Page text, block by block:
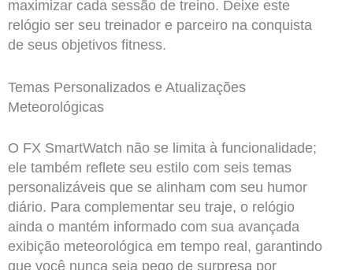
maximizar cada sessão de treino. Deixe este
relógio ser seu treinador e parceiro na conquista
de seus objetivos fitness.
Temas Personalizados e Atualizações
Meteorológicas
O FX SmartWatch não se limita à funcionalidade;
ele também reflete seu estilo com seis temas
personalizáveis que se alinham com seu humor
diário. Para complementar seu traje, o relógio
ainda o mantém informado com sua avançada
exibição meteorológica em tempo real, garantindo
que você nunca seja pego de surpresa por